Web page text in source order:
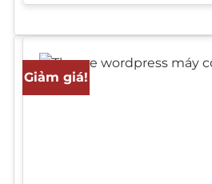
là:
Giảm giá!